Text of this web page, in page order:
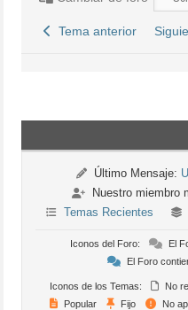
Tema anterior
Último Mensaje:
Nuestro miembro
Temas Recientes
Iconos del Foro:
El
El Foro
Iconos de los Temas: No
Popular
Fijo No